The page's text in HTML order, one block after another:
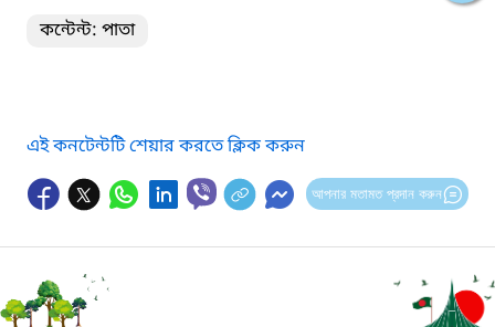
কন্টেন্ট: পাতা
এই কনটেন্টটি শেয়ার করতে ক্লিক করুন
আপনার মতামত প্রদান করুন